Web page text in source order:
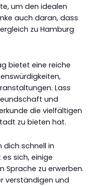
um den idealen
auch daran, dass
zu Hamburg
bietet eine reiche
Lass
und
die vielfältigen
zu bieten hat.
dich schnell in
sich, einige
Sprache zu erwerben.
verständigen und